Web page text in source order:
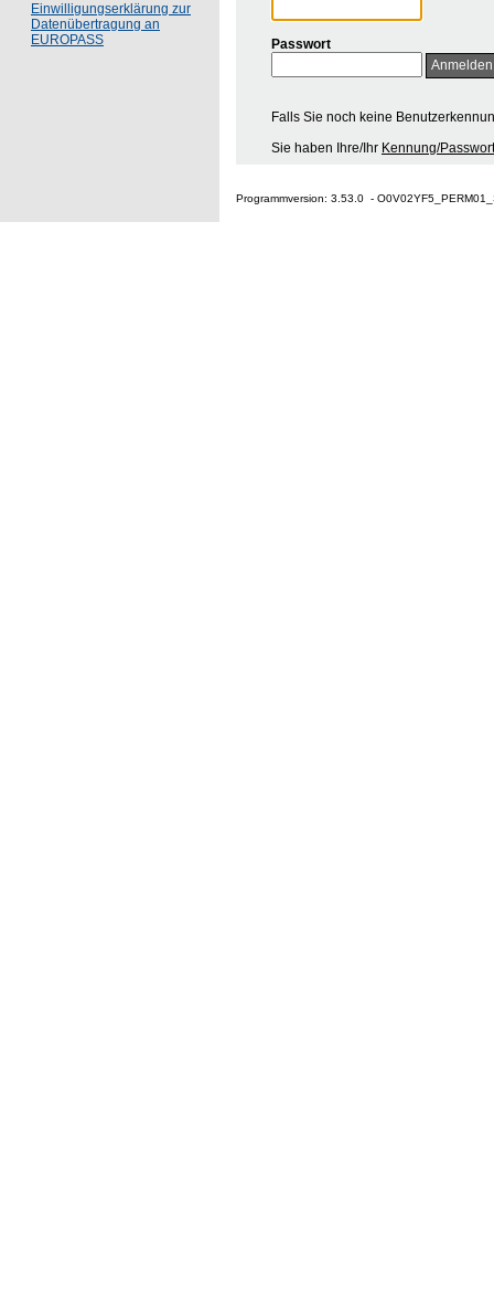
Einwilligungserklärung zur
Datenübertragung an
EUROPASS
Passwort
Falls Sie noch keine
Sie haben Ihre/Ihr Kennung/
Programmversion: 3.53.0 -